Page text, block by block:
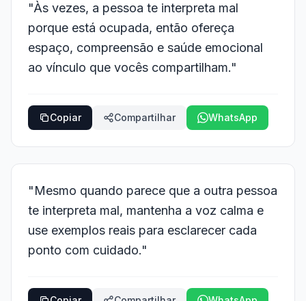
"Às vezes, a pessoa te interpreta mal
porque está ocupada, então ofereça
espaço, compreensão e saúde emocional
ao vínculo que vocês compartilham."
Copiar Compartilhar WhatsApp
"Mesmo quando parece que a outra pessoa
te interpreta mal, mantenha a voz calma e
use exemplos reais para esclarecer cada
ponto com cuidado."